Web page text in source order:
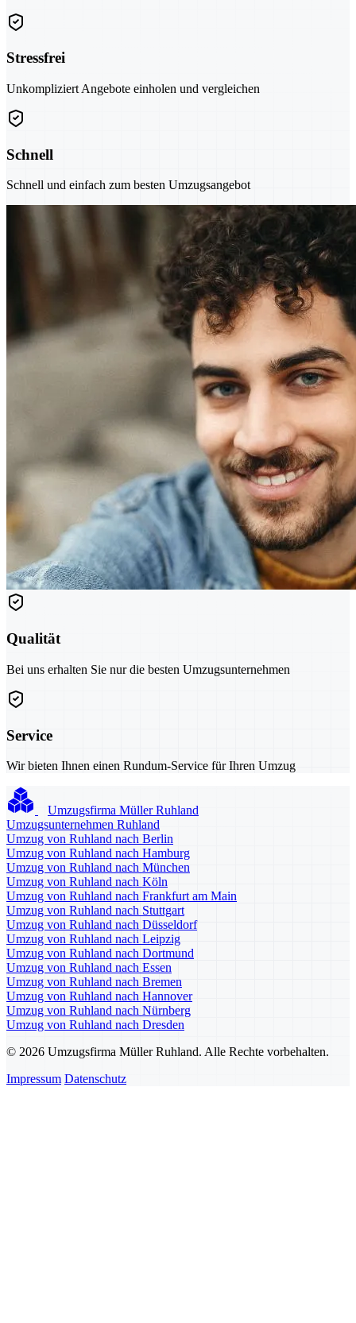
Stressfrei
Unkompliziert Angebote einholen und vergleichen
Schnell
Schnell und einfach zum besten Umzugsangebot
Qualität
Bei uns erhalten Sie nur die besten Umzugsunternehmen
Service
Wir bieten Ihnen einen Rundum-Service für Ihren Umzug
Umzugsfirma Müller Ruhland
Umzugsunternehmen Ruhland
Umzug von Ruhland nach Berlin
Umzug von Ruhland nach Hamburg
Umzug von Ruhland nach München
Umzug von Ruhland nach Köln
Umzug von Ruhland nach Frankfurt am Main
Umzug von Ruhland nach Stuttgart
Umzug von Ruhland nach Düsseldorf
Umzug von Ruhland nach Leipzig
Umzug von Ruhland nach Dortmund
Umzug von Ruhland nach Essen
Umzug von Ruhland nach Bremen
Umzug von Ruhland nach Hannover
Umzug von Ruhland nach Nürnberg
Umzug von Ruhland nach Dresden
© 2026 Umzugsfirma Müller Ruhland. Alle Rechte vorbehalten.
Impressum Datenschutz